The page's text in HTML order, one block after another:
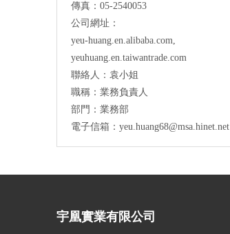
傳真：05-2540053
公司網址：
yeu-huang.en.alibaba.com,
yeuhuang.en.taiwantrade.com
聯絡人：袁小姐
職稱：業務負責人
部門：業務部
電子信箱： yeu.huang68@msa.hinet.net
宇凰實業有限公司